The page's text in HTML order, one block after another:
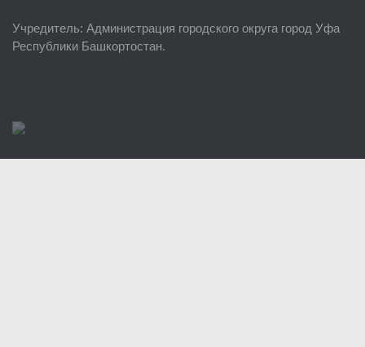
Районные УГЗ
Учредитель: Администрация городского округа город Уфа
Республики Башкортостан.